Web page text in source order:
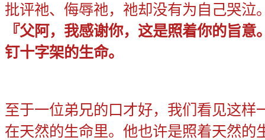
批评祂、侮辱祂，祂却没有为自己哭泣
『父阿，我感谢你，这是照着你的旨意
钉十字架的生命。
至于一位弟兄的口才好，我们看见这样
在天然的生命里。他也许是照着天然的